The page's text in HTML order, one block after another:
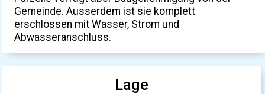
Gemeinde. Ausserdem ist sie komplett
erschlossen mit Wasser, Strom und
Abwasseranschluss.
Lage